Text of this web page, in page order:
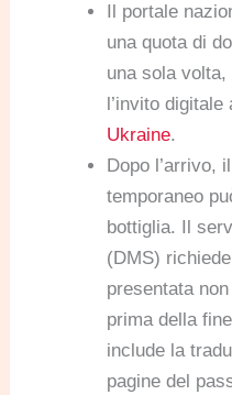
Il portale
una quota di
una sola
l’invito
Ukraine.
Dopo l’arrivo,
temporaneo
bottiglia. Il
(DMS)
presentata
prima della
include la
pagine del